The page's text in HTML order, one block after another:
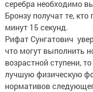
Бронзу получат те,
минут 15 секунд.
Рифат Сунгатович
что могут выполнить
возрастной ступени,
лучшую физическую
нормативов